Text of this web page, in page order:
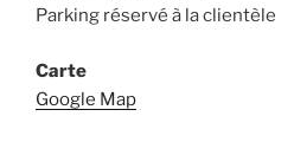
Parking réservé à la clientèle
Carte
Google Map